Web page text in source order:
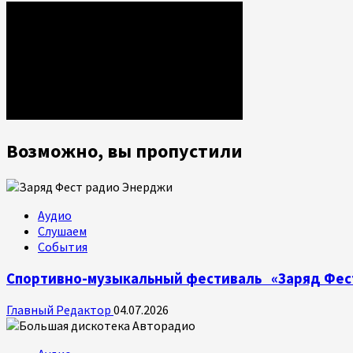
Возможно, вы пропустили
Аудио
Слушаем
События
Спортивно-музыкальный фестиваль «Заряд
Главный Редактор 04.07.2026